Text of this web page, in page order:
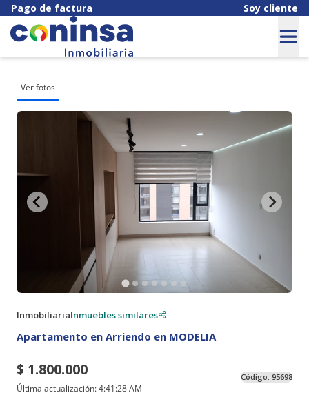
Pago de factura Soy cliente
Ver fotos
InmobiliariaInmuebles similares
Apartamento en Arriendo en MODELIA
$ 1.800.000
Última actualización:4:41:28 AM
Código: 95698